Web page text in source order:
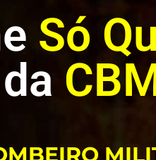
Só
da